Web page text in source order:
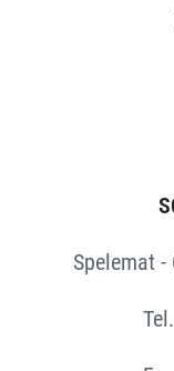
Spelemat -